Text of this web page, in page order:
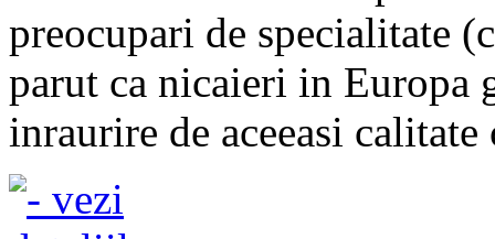
preocupari de specialitate
parut ca nicaieri in Europa
inraurire de aceeasi calitate